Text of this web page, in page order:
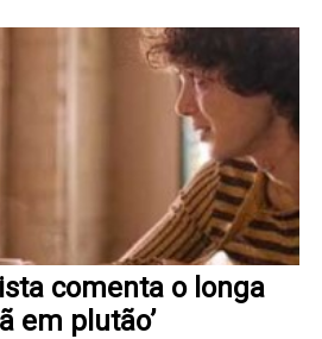
comenta o longa
em plutão’